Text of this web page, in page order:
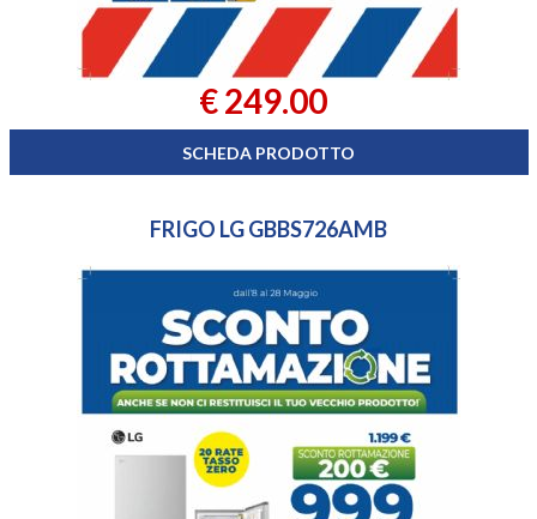
€ 249.00
SCHEDA PRODOTTO
FRIGO LG GBBS726AMB